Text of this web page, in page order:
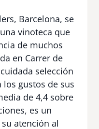
Barcelona, se
vinoteca que
de muchos
en Carrer de
selección
los gustos de sus
de 4,4 sobre
es un
atención al